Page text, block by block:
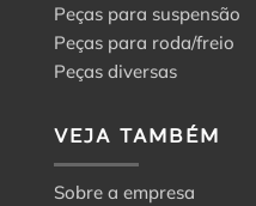
Peças para suspensão
Peças para roda/freio
Peças diversas
VEJA TAMBÉM
Sobre a empresa